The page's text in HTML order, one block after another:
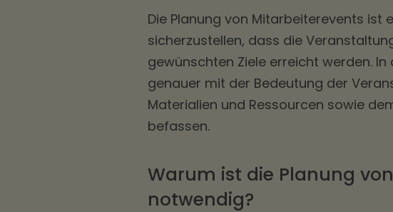
Die Planung von Mitarbeiterevents ist
sicherzustellen, dass die
gewünschten Ziele erreicht werden.
genauer mit der Bedeutung der
Materialien und Ressourcen sowie
befassen.
Warum ist die Planung
notwendig?